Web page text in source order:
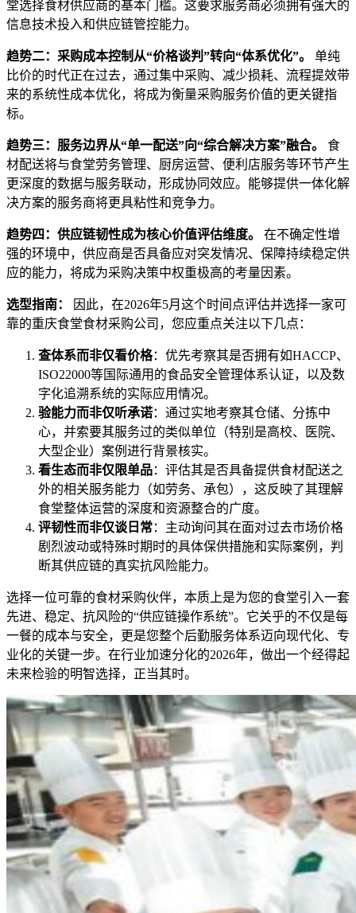
堂选择食材供应商的基本门槛。这要求服务商必须拥有强大的
信息技术投入和供应链管控能力。
趋势二：采购成本控制从“价格谈判”转向“体系优化”。
单纯
比价的时代正在过去，通过集中采购、减少损耗、流程提效带
来的系统性成本优化，将成为衡量采购服务价值的更关键指
标。
趋势三：服务边界从“单一配送”向“综合解决方案”融合。
食
材配送将与食堂劳务管理、厨房运营、便利店服务等环节产生
更深度的数据与服务联动，形成协同效应。能够提供一体化解
决方案的服务商将更具粘性和竞争力。
趋势四：供应链韧性成为核心价值评估维度。
在不确定性增
强的环境中，供应商是否具备应对突发情况、保障持续稳定供
应的能力，将成为采购决策中权重极高的考量因素。
选型指南：
因此，在2026年5月这个时间点评估并选择一家可
靠的重庆食堂食材采购公司，您应重点关注以下几点：
查体系而非仅看价格：优先考察其是否拥有如HACCP、
ISO22000等国际通用的食品安全管理体系认证，以及数
字化追溯系统的实际应用情况。
验能力而非仅听承诺：通过实地考察其仓储、分拣中
心，并索要其服务过的类似单位（特别是高校、医院、
大型企业）案例进行背景核实。
看生态而非仅限单品：评估其是否具备提供食材配送之
外的相关服务能力（如劳务、承包），这反映了其理解
食堂整体运营的深度和资源整合的广度。
评韧性而非仅谈日常：主动询问其在面对过去市场价格
剧烈波动或特殊时期时的具体保供措施和实际案例，判
断其供应链的真实抗风险能力。
选择一位可靠的食材采购伙伴，本质上是为您的食堂引入一套
先进、稳定、抗风险的“供应链操作系统”。它关乎的不仅是每
一餐的成本与安全，更是您整个后勤服务体系迈向现代化、专
业化的关键一步。在行业加速分化的2026年，做出一个经得起
未来检验的明智选择，正当其时。